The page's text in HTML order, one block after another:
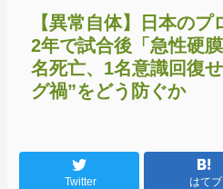
【異常自体】日本の
2年で試合後「急性硬
名死亡、1名意識回復
グ禍”をどう防ぐか
Twitter はてブ